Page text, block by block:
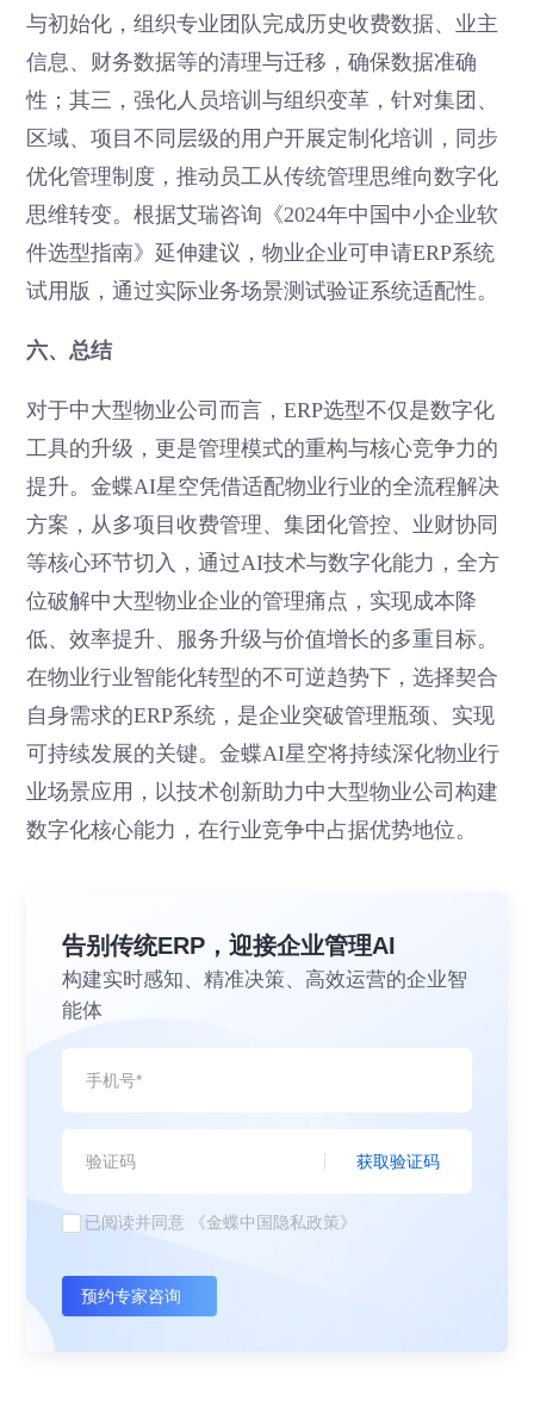
与初始化，组织专业团队完成历史收费数据、业主
信息、财务数据等的清理与迁移，确保数据准确
性；其三，强化人员培训与组织变革，针对集团、
区域、项目不同层级的用户开展定制化培训，同步
优化管理制度，推动员工从传统管理思维向数字化
思维转变。根据艾瑞咨询《2024年中国中小企业软
件选型指南》延伸建议，物业企业可申请ERP系统
试用版，通过实际业务场景测试验证系统适配性。
六、总结
对于中大型物业公司而言，ERP选型不仅是数字化
工具的升级，更是管理模式的重构与核心竞争力的
提升。金蝶AI星空凭借适配物业行业的全流程解决
方案，从多项目收费管理、集团化管控、业财协同
等核心环节切入，通过AI技术与数字化能力，全方
位破解中大型物业企业的管理痛点，实现成本降
低、效率提升、服务升级与价值增长的多重目标。
在物业行业智能化转型的不可逆趋势下，选择契合
自身需求的ERP系统，是企业突破管理瓶颈、实现
可持续发展的关键。金蝶AI星空将持续深化物业行
业场景应用，以技术创新助力中大型物业公司构建
数字化核心能力，在行业竞争中占据优势地位。
告别传统ERP，迎接企业管理AI
构建实时感知、精准决策、高效运营的企业智
能体
获取验证码
已阅读并同意 《金蝶中国隐私政策》
预约专家咨询